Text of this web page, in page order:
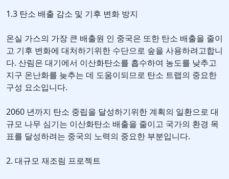
1.3 탄소 배출 감소 및 기후 변화 방지
온실 가스의 가장 큰 배출원 인 중국은 또한 탄소 배출을 줄이
고 기후 변화에 대처하기위한 수단으로 숲을 사용하려고합니
다. 산림은 대기에서 이산화탄소를 흡수하여 농도를 낮추고
지구 온난화를 늦추는 데 도움이되므로 탄소 트랩의 중요한
구성 요소입니다.
2060 년까지 탄소 중립을 달성하기위한 계획의 일환으로 대
규모 나무 심기는 이산화탄소 배출을 줄이고 국가의 환경 목
표를 달성하려는 중국의 노력의 중요한 부분입니다.
2. 대규모 재조림 프로젝트